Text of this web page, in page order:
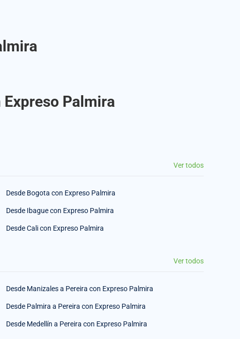
Palmira
Ver todos
Desde Bogota con Expreso Palmira
Desde Ibague con Expreso Palmira
Desde Cali con Expreso Palmira
Ver todos
Desde Manizales a Pereira con Expreso Palmira
Desde Palmira a Pereira con Expreso Palmira
Desde Medellín a Pereira con Expreso Palmira